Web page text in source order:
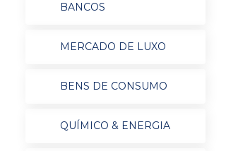
BANCOS
MERCADO DE LUXO
BENS DE CONSUMO
QUÍMICO & ENERGIA